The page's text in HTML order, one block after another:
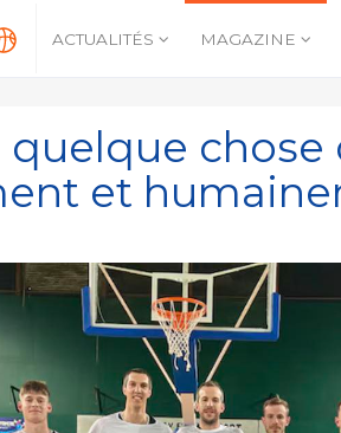
ACTUALITÉS MAGAZINE
quelque
et